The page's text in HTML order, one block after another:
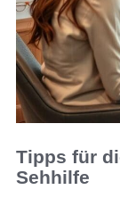
Tipps für
Sehhilfe